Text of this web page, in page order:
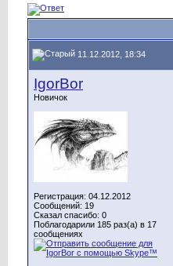
11.12.2012, 18:34
IgorBor
Новичок
Регистрация: 04.12.2012
Сообщений: 19
Сказал спасибо: 0
Поблагодарили 185 раз(а) в 17
сообщениях